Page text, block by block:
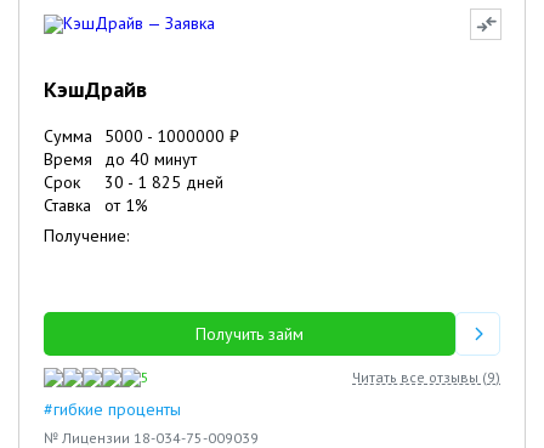
КэшДрайв
Сумма 5000 - 1000000 ₽
Время
до 40 минут
Срок
30 - 1 825 дней
Ставка
от 1%
Получение:
Получить займ
5 Читать все отзывы (9)
#гибкие проценты
№ Лицензии 18-034-75-009039